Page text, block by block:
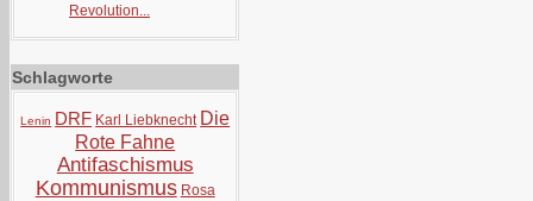
Revolution...
Schlagworte
Lenin DRF Karl Liebknecht Die
Rote Fahne
Antifaschismus
Kommunismus Rosa